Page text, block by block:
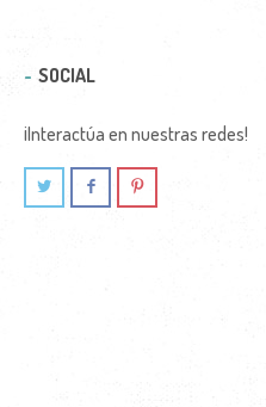
SOCIAL
¡Interactúa en nuestras redes!